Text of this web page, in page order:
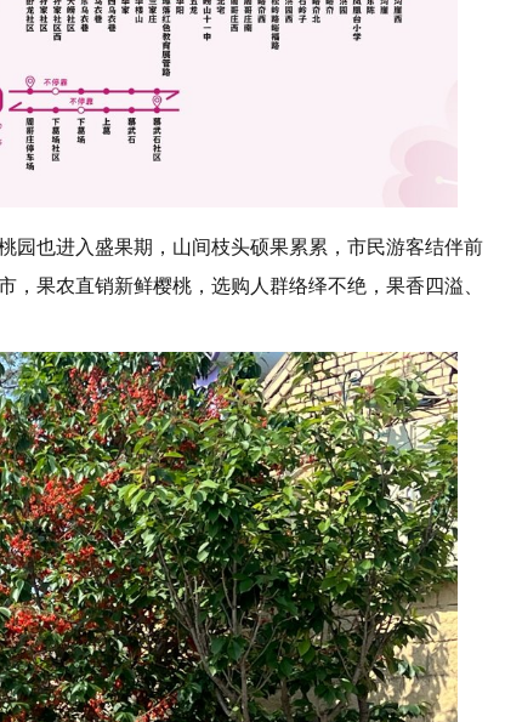
园也进入盛果期，山间枝头硕果累累，市民游客结伴前
果农直销新鲜樱桃，选购人群络绎不绝，果香四溢、